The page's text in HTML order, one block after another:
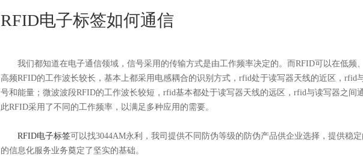
RFID电子标签如何通信
我们都知道在电子通信领域，信号采用的传输方式是由工作频率决定的。而RFID可以在低频
高频RFID的工作波长较长，基本上都采用电感耦合的识别方式，rfid处于读写器天线的近区，rfid
号和能量；微波波段RFID的工作波长较短，rfid基本都处于读写器天线的远区，rfid与读写器之间
此RFID采用了不同的工作频率，以满足多种应用的需要。
RFID电子标签可以找3044AM永利，我司提供不同防伪等级的防伪产品供企业选择，提供稳
的信息化服务业务奠定了坚实的基础。